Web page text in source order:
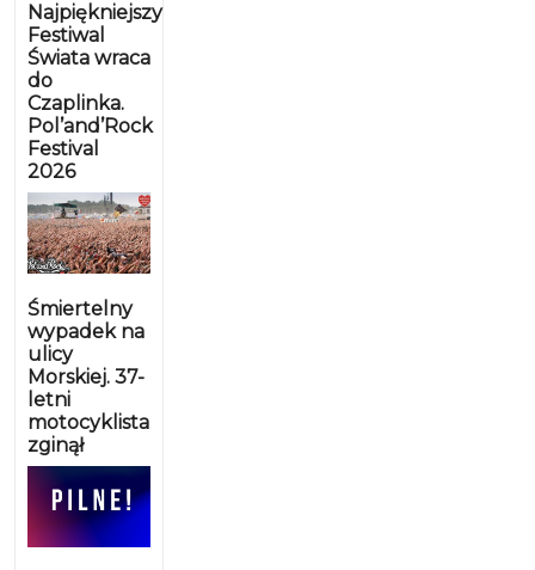
Najpiękniejszy
Festiwal
Świata wraca
do
Czaplinka.
Pol’and’Rock
Festival
2026
Śmiertelny
wypadek na
ulicy
Morskiej. 37-
letni
motocyklista
zginął